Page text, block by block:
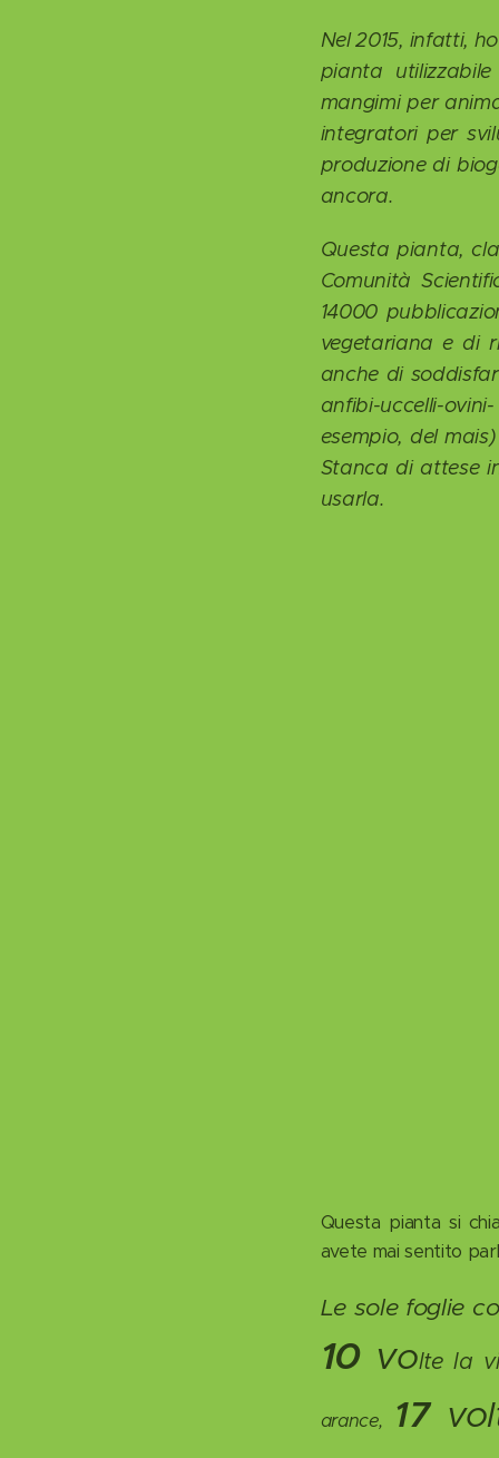
Nel 2015, infatti,
pianta
mangimi per
integratori per
produzione di
ancora.
Questa pianta,
Comunità
14000
vegetariana e di
anche di
anfibi-uccelli-
esempio, del
Stanca di attese
usarla.
Questa pianta si
avete mai sentito
Le sole foglie
10 volte la
arance, 17